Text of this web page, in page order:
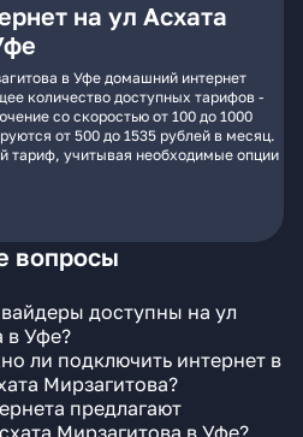
на ул Асхата
в Уфе домашний интернет
количество доступных тарифов -
со скоростью от 100 до 1000
от 500 до 1535 рублей в месяц.
тариф, учитывая необходимые опции
вопросы
доступны на ул
в Уфе?
ли подключить интернет в
Мирзагитова?
предлагают
Мирзагитова в Уфе?